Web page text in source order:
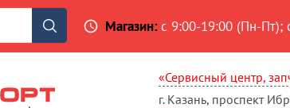
access_time Магазин:с 9:00-19:00 (Пн-Пт);
«Сервисный центр,
г. Казань, проспект